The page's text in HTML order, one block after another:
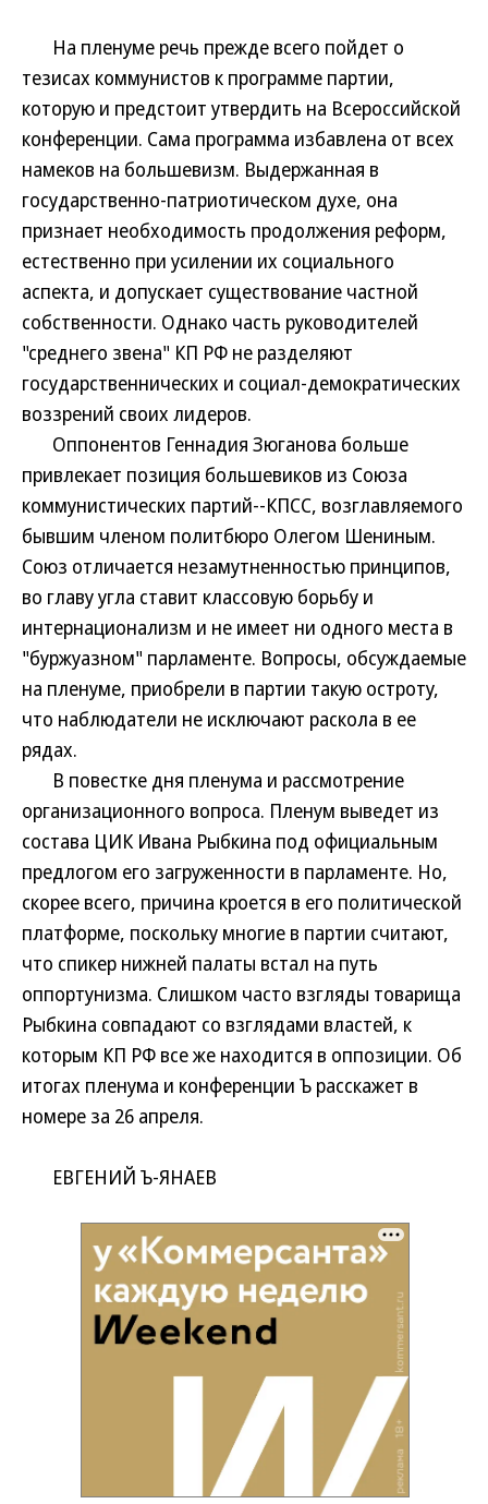
На пленуме речь прежде всего пойдет о
тезисах коммунистов к программе партии,
которую и предстоит утвердить на Всероссийской
конференции. Сама программа избавлена от всех
намеков на большевизм. Выдержанная в
государственно-патриотическом духе, она
признает необходимость продолжения реформ,
естественно при усилении их социального
аспекта, и допускает существование частной
собственности. Однако часть руководителей
"среднего звена" КП РФ не разделяют
государственнических и социал-демократических
воззрений своих лидеров.
Оппонентов Геннадия Зюганова больше
привлекает позиция большевиков из Союза
коммунистических партий--КПСС, возглавляемого
бывшим членом политбюро Олегом Шениным.
Союз отличается незамутненностью принципов,
во главу угла ставит классовую борьбу и
интернационализм и не имеет ни одного места в
"буржуазном" парламенте. Вопросы, обсуждаемые
на пленуме, приобрели в партии такую остроту,
что наблюдатели не исключают раскола в ее
рядах.
В повестке дня пленума и рассмотрение
организационного вопроса. Пленум выведет из
состава ЦИК Ивана Рыбкина под официальным
предлогом его загруженности в парламенте. Но,
скорее всего, причина кроется в его политической
платформе, поскольку многие в партии считают,
что спикер нижней палаты встал на путь
оппортунизма. Слишком часто взгляды товарища
Рыбкина совпадают со взглядами властей, к
которым КП РФ все же находится в оппозиции. Об
итогах пленума и конференции Ъ расскажет в
номере за 26 апреля.
ЕВГЕНИЙ Ъ-ЯНАЕВ